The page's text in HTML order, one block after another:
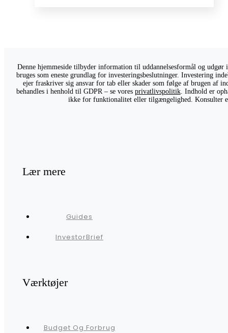
Denne hjemmeside tilbyder information til uddannelsesformål og
bruges som eneste grundlag for investeringsbeslutninger. Investering
ejer fraskriver sig ansvar for tab eller skader som følge af brugen af
behandles i henhold til GDPR – se vores privatlivspolitik. Indhold er
ikke for funktionalitet eller tilgængelighed. Konsulter
Lær mere
Guides
InvestorBrief
Værktøjer
Budget Og Forbrug